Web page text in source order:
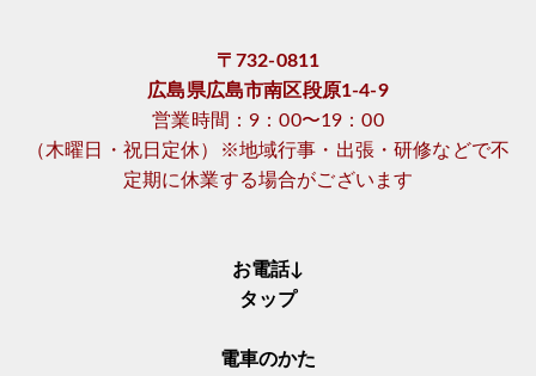
〒732-0811
広島県広島市南区段原1-4-9
営業時間：9：00〜19：00
（木曜日・祝日定休）※地域行事・出張・研修などで不
定期に休業する場合がございます
お電話↓
タップ
電車のかた